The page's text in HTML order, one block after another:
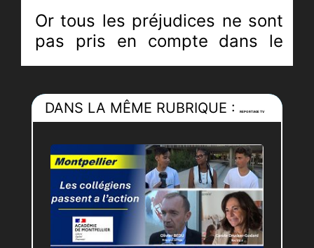
Or tous les préjudices ne sont
pas pris en compte dans le
traitement des dossiers de
d’assurance qui développent
alors des arguments
contestables car suivant une
logique comptable.
Afin de vous éclairer sur ce
sujet et partant du constat
que 95 % des sinistres ne
DANS LA MÊME RUBRIQUE :REPORTAGE TV